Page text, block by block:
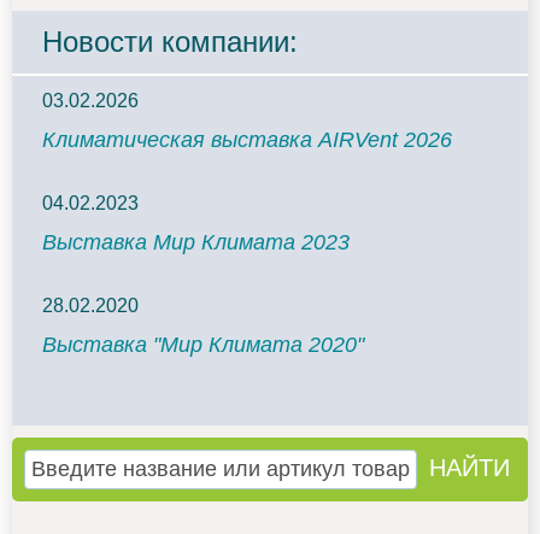
Новости компании:
03.02.2026
Климатическая выставка AIRVent 2026
04.02.2023
Выставка Мир Климата 2023
28.02.2020
Выставка "Мир Климата 2020"